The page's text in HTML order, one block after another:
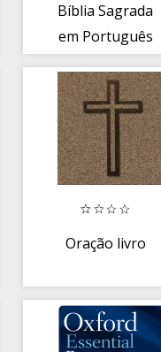
Bíblia Sagrada
em Português
Oração livro